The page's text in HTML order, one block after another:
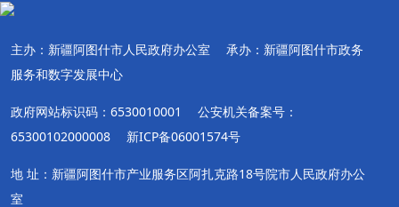
主办：新疆阿图什市人民政府办公室
承办：新疆阿图什市政务
服务和数字发展中心
政府网站标识码：6530010001
公安机关备案号：
65300102000008
新ICP备06001574号
地 址：新疆阿图什市产业服务区阿扎克路18号院市人民政府办公
室